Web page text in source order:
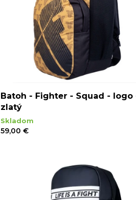
Batoh - Fighter - Squad - logo
zlatý
Skladom
59,00 €